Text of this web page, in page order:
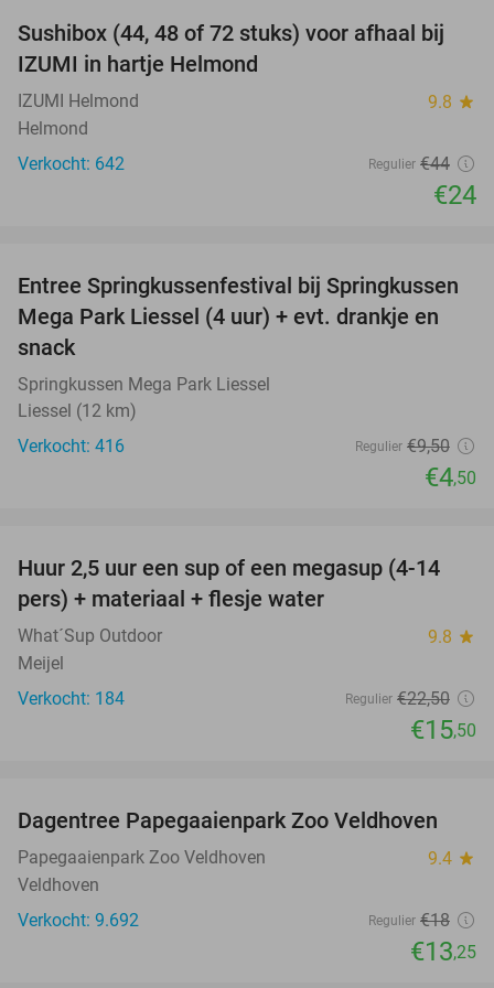
45%
Sushibox (44, 48 of 72 stuks) voor afhaal bij
IZUMI in hartje Helmond
IZUMI Helmond 9.8 star
Helmond
Verkocht: 642
Regulier €44
€24
53%
Entree Springkussenfestival bij Springkussen
Mega Park Liessel (4 uur) + evt. drankje en
snack
Springkussen Mega Park Liessel
Liessel (12 km)
Verkocht: 416
Regulier €9,50
€4,50
31%
Huur 2,5 uur een sup of een megasup (4-14
pers) + materiaal + flesje water
What´Sup Outdoor 9.8 star
Meijel
Verkocht: 184
Regulier €22,50
€15,50
26%
Dagentree Papegaaienpark Zoo Veldhoven
Papegaaienpark Zoo Veldhoven 9.4 star
Veldhoven
Verkocht: 9.692
Regulier €18
€13,25